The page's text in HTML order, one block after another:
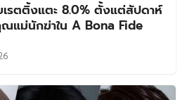
เรตติ้งแตะ 8.0% ตั้งแต่สัปดาห์
แม่นักฆ่าใน A Bona Fide